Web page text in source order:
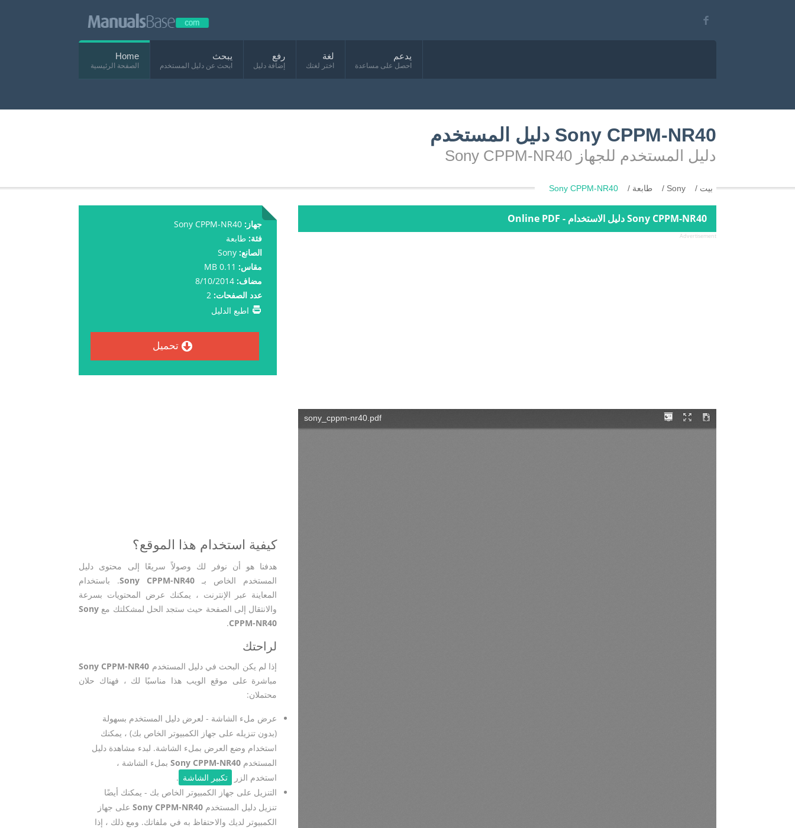
Home
الصفحة الرئيسية
يبحث
ابحث عن دليل المستخدم
رفع
إضافة دليل
لغة
اختر لغتك
يدعم
احصل على مساعدة
Sony CPPM-NR40 دليل المستخدم
دليل المستخدم للجهاز Sony CPPM-NR40
بيت Sony طابعة Sony CPPM-NR40
جهاز:Sony CPPM-NR40
فئة: طابعة
الصانع: Sony
مقاس:0.11 MB
مضاف:8/10/2014
عدد الصفحات:2
اطبع الدليل
تحميل
كيفية استخدام هذا الموقع؟
هدفنا هو أن نوفر لك وصولاً سريعًا إلى محتوى دليل
المستخدم الخاص بـ Sony CPPM-NR40. باستخدام
المعاينة عبر الإنترنت ، يمكنك عرض المحتويات بسرعة
والانتقال إلى الصفحة حيث ستجد الحل لمشكلتك مع Sony
CPPM-NR40
.
لراحتك
إذا لم يكن البحث في دليل المستخدم Sony CPPM-NR40
مباشرة على موقع الويب هذا مناسبًا لك ، فهناك حلان
محتملان:
عرض ملء الشاشة - لعرض دليل المستخدم بسهولة
(بدون تنزيله على جهاز الكمبيوتر الخاص بك) ، يمكنك
استخدام وضع العرض بملء الشاشة. لبدء مشاهدة دليل
المستخدم Sony CPPM-NR40بملء الشاشة ،
استخدم الزر
تكبير الشاشة .
التنزيل على جهاز الكمبيوتر الخاص بك - يمكنك أيضًا
تنزيل دليل المستخدم Sony CPPM-NR40على جهاز
الكمبيوتر لديك والاحتفاظ به في ملفاتك. ومع ذلك ، إذا
Sony CPPM-NR40 دليل الاستخدام - Online PDF
Advertisement